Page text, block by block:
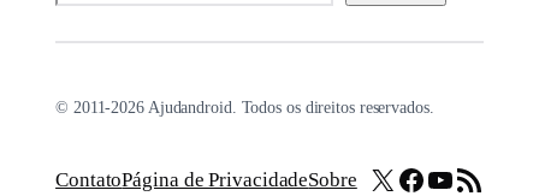
© 2011-2026 Ajudandroid. Todos os direitos reservados.
ContatoPágina de PrivacidadeSobre X Facebook
Youtube
Feed RSS